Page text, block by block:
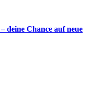
deine Chance auf neue